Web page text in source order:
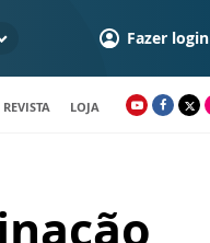
Fazer login
REVISTA LOJA